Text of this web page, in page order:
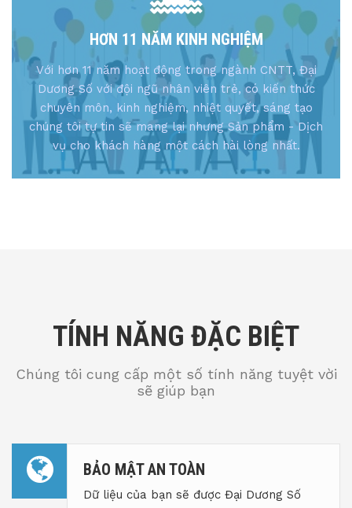
HƠN 11 NĂM KINH NGHIỆM
Với hơn 11 năm hoạt động trong ngành CNTT, Đại
Dương Số với đội ngũ nhân viên trẻ, có kiến thức
chuyên môn, kinh nghiệm, nhiệt quyết, sáng tạo
chúng tôi tự tin sẽ mang lại nhưng Sản phẩm - Dịch
vụ cho khách hàng một cách hài lòng nhất.
TÍNH NĂNG ĐẶC BIỆT
Chúng tôi cung cấp một số tính năng tuyệt vời
sẽ giúp bạn
BẢO MẬT AN TOÀN
Dữ liệu của bạn sẽ được Đại Dương Số